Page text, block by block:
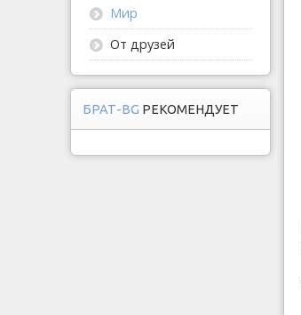
Мир
От друзей
БРАТ-BG РЕКОМЕНДУЕТ